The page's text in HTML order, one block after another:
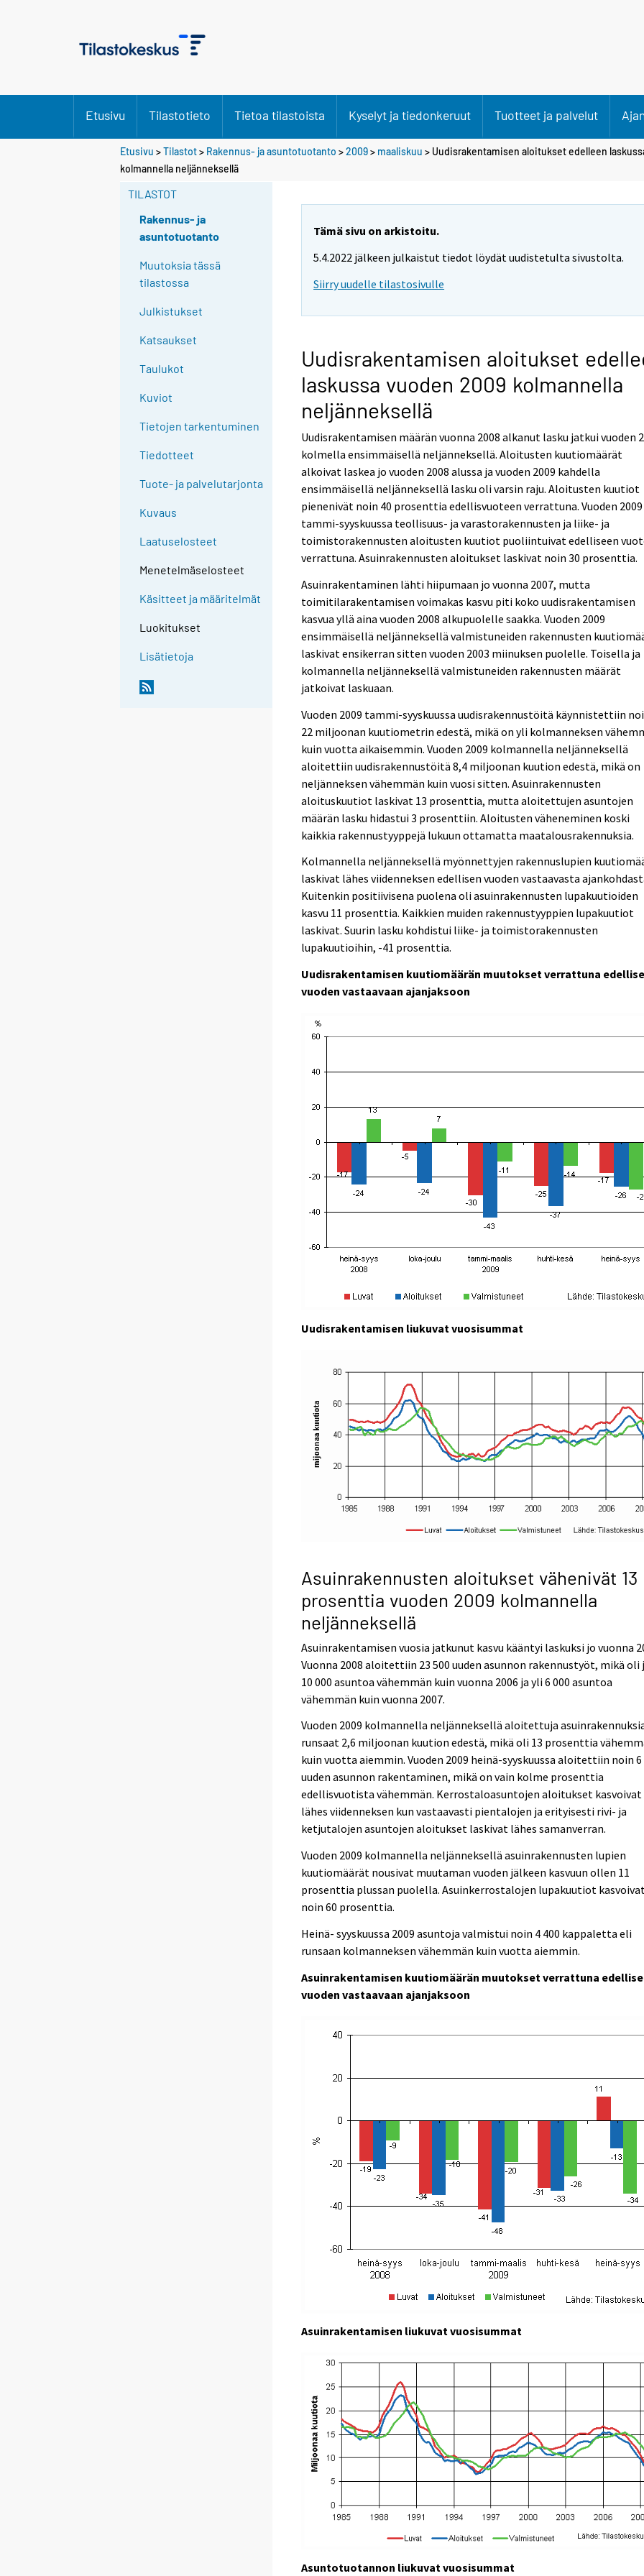
Etusivu Tilastotieto Tietoa tilastoista Kyselyt ja tiedonkeruut Tuotteet ja palvelut
Etusivu >Tilastot> Rakennus- ja asuntotuotanto >2009> maaliskuu > Uudisrakentamisen aloitukset edelleen
kolmannella neljänneksellä
TILASTOT
Rakennus- ja
asuntotuotanto
Muutoksia tässä
tilastossa
Julkistukset
Katsaukset
Taulukot
Kuviot
Tietojen tarkentuminen
Tiedotteet
Tuote- ja palvelutarjonta
Kuvaus
Laatuselosteet
Menetelmäselosteet
Käsitteet ja määritelmät
Luokitukset
Lisätietoja
Tämä sivu on arkistoitu.
5.4.2022 jälkeen julkaistut tiedot löydät uudistetulta sivustolta.
Siirry uudelle tilastosivulle
Uudisrakentamisen aloitukset
laskussa vuoden 2009 kolmannella
neljänneksellä
Uudisrakentamisen määrän vuonna 2008 alkanut lasku jatkui vuoden
kolmella ensimmäisellä neljänneksellä. Aloitusten kuutiomäärät
alkoivat laskea jo vuoden 2008 alussa ja vuoden 2009 kahdella
ensimmäisellä neljänneksellä lasku oli varsin raju. Aloitusten kuutiot
pienenivät noin 40 prosenttia edellisvuoteen verrattuna. Vuoden 2009
tammi-syyskuussa teollisuus- ja varastorakennusten ja liike- ja
toimistorakennusten aloitusten kuutiot puoliintuivat edelliseen
verrattuna. Asuinrakennusten aloitukset laskivat noin 30 prosenttia.
Asuinrakentaminen lähti hiipumaan jo vuonna 2007, mutta
toimitilarakentamisen voimakas kasvu piti koko uudisrakentamisen
kasvua yllä aina vuoden 2008 alkupuolelle saakka. Vuoden 2009
ensimmäisellä neljänneksellä valmistuneiden rakennusten
laskivat ensikerran sitten vuoden 2003 miinuksen puolelle. Toisella ja
kolmannella neljänneksellä valmistuneiden rakennusten määrät
jatkoivat laskuaan.
Vuoden 2009 tammi-syyskuussa uudisrakennustöitä käynnistettiin
22 miljoonan kuutiometrin edestä, mikä on yli kolmanneksen
kuin vuotta aikaisemmin. Vuoden 2009 kolmannella neljänneksellä
aloitettiin uudisrakennustöitä 8,4 miljoonan kuution edestä, mikä on
neljänneksen vähemmän kuin vuosi sitten. Asuinrakennusten
aloituskuutiot laskivat 13 prosenttia, mutta aloitettujen asuntojen
määrän lasku hidastui 3 prosenttiin. Aloitusten väheneminen koski
kaikkia rakennustyyppejä lukuun ottamatta maatalousrakennuksia.
Kolmannella neljänneksellä myönnettyjen rakennuslupien
laskivat lähes viidenneksen edellisen vuoden vastaavasta
Kuitenkin positiivisena puolena oli asuinrakennusten lupakuutioiden
kasvu 11 prosenttia. Kaikkien muiden rakennustyyppien lupakuutiot
laskivat. Suurin lasku kohdistui liike- ja toimistorakennusten
lupakuutioihin, -41 prosenttia.
Uudisrakentamisen kuutiomäärän muutokset verrattuna
vuoden vastaavaan ajanjaksoon
Uudisrakentamisen liukuvat vuosisummat
Asuinrakennusten aloitukset vähenivät 13
prosenttia vuoden 2009 kolmannella
neljänneksellä
Asuinrakentamisen vuosia jatkunut kasvu kääntyi laskuksi jo vuonna
Vuonna 2008 aloitettiin 23 500 uuden asunnon rakennustyöt, mikä oli
10 000 asuntoa vähemmän kuin vuonna 2006 ja yli 6 000 asuntoa
vähemmän kuin vuonna 2007.
Vuoden 2009 kolmannella neljänneksellä aloitettuja
runsaat 2,6 miljoonan kuution edestä, mikä oli 13 prosenttia
kuin vuotta aiemmin. Vuoden 2009 heinä-syyskuussa aloitettiin noin 6
uuden asunnon rakentaminen, mikä on vain kolme prosenttia
edellisvuotista vähemmän. Kerrostaloasuntojen aloitukset kasvoivat
lähes viidenneksen kun vastaavasti pientalojen ja erityisesti rivi- ja
ketjutalojen asuntojen aloitukset laskivat lähes samanverran.
Vuoden 2009 kolmannella neljänneksellä asuinrakennusten lupien
kuutiomäärät nousivat muutaman vuoden jälkeen kasvuun ollen 11
prosenttia plussan puolella. Asuinkerrostalojen lupakuutiot
noin 60 prosenttia.
Heinä- syyskuussa 2009 asuntoja valmistui noin 4 400 kappaletta eli
runsaan kolmanneksen vähemmän kuin vuotta aiemmin.
Asuinrakentamisen kuutiomäärän muutokset verrattuna
vuoden vastaavaan ajanjaksoon
Asuinrakentamisen liukuvat vuosisummat
Asuntotuotannon liukuvat vuosisummat